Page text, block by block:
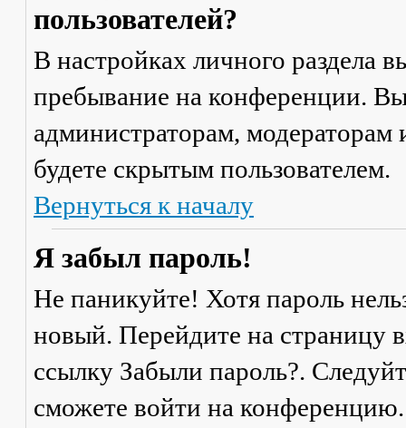
пользователей?
В настройках личного раздела
пребывание на конференции.
администраторам,
будете скрытым пользователем.
Вернуться к началу
Я забыл пароль!
Не паникуйте! Хотя пароль
новый. Перейдите на страницу
ссылку Забыли пароль?.
сможете войти на конференцию.